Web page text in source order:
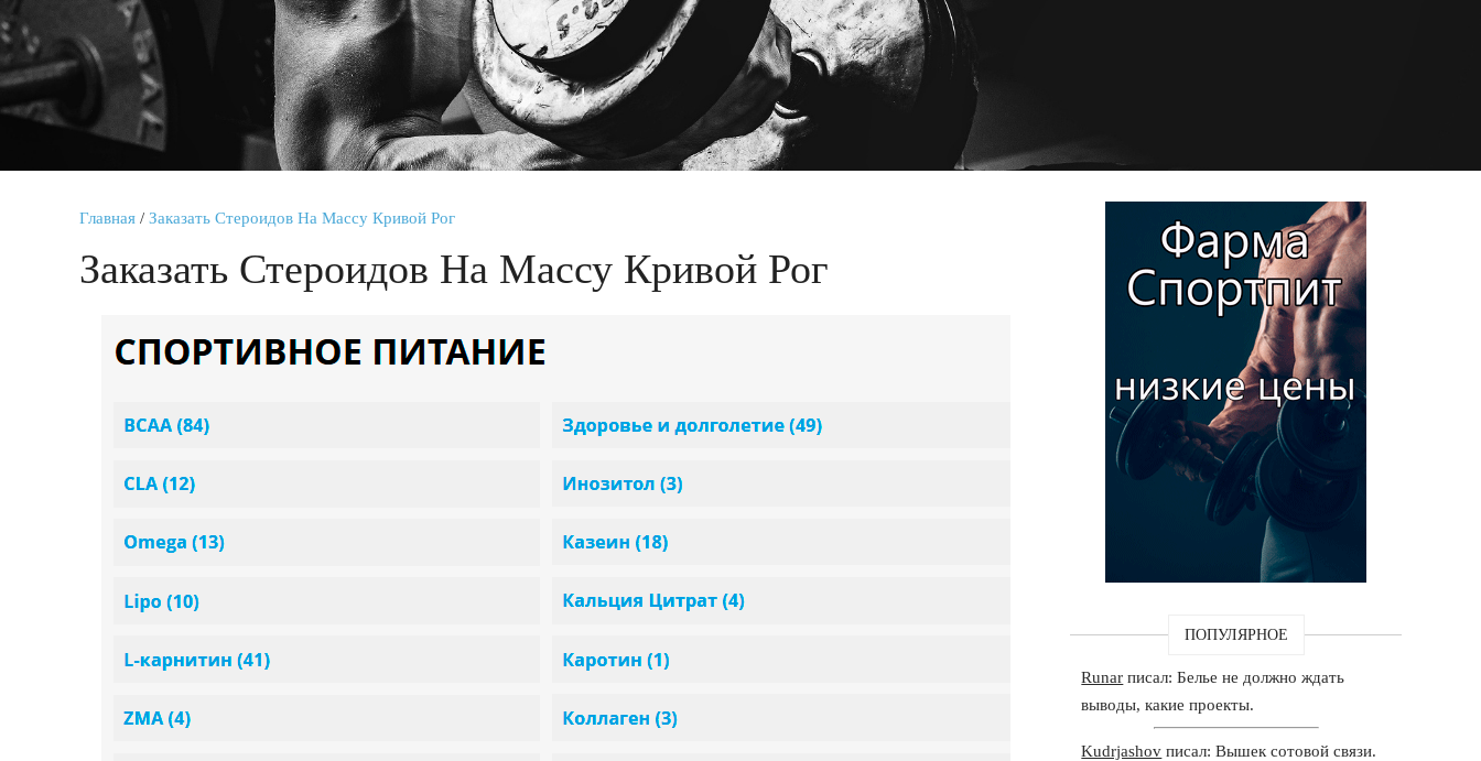
Главная / Заказать Стероидов На Массу Кривой Рог
Заказать Стероидов На Массу Кривой Рог
ПОПУЛЯРНОЕ
Runar писал: Белье не должно ждать
выводы, какие проекты.
Kudrjashov писал: Вышек сотовой связи.